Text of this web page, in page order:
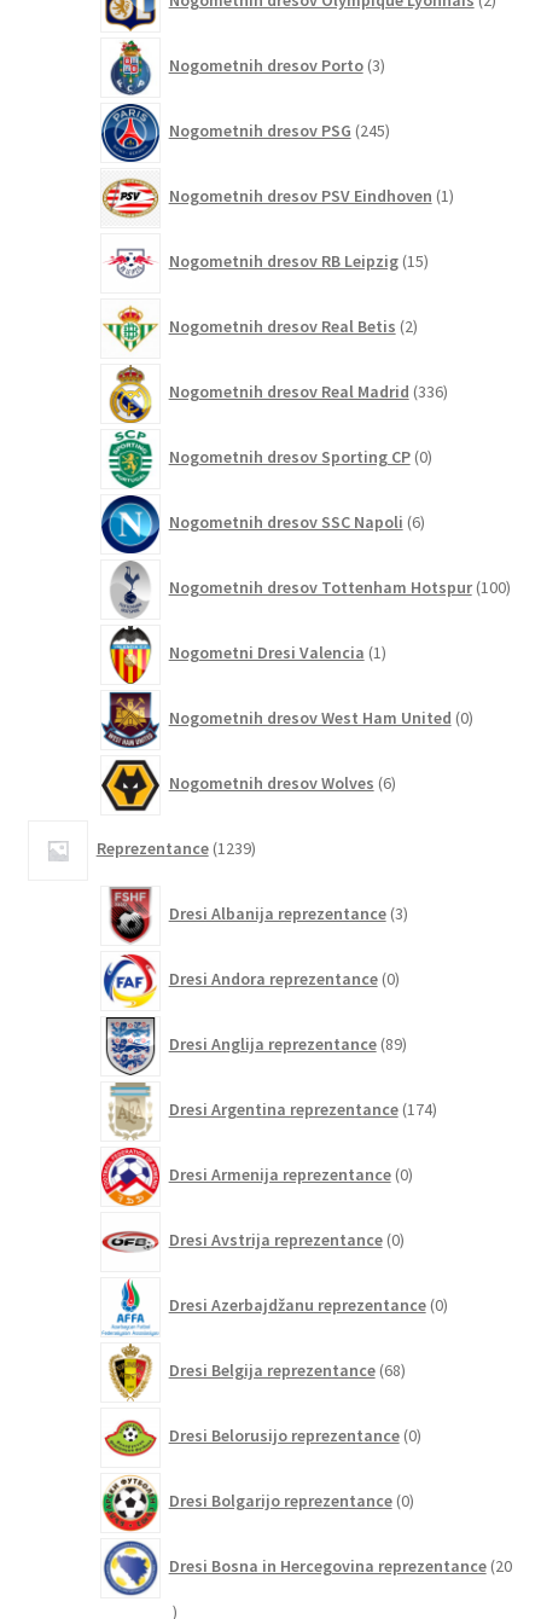
izdelka
Nogometnih dresov Porto 3izdelki
Nogometnih dresov PSG 245izdelkov
Nogometnih dresov PSV Eindhoven 1izdelek
Nogometnih dresov RB Leipzig 15izdelkov
Nogometnih dresov Real Betis 2izdelka
Nogometnih dresov Real Madrid 336izdelkov
Nogometnih dresov Sporting CP 0izdelkov
Nogometnih dresov SSC Napoli 6izdelkov
Nogometnih dresov Tottenham Hotspur 100
Nogometni Dresi Valencia 1izdelek
Nogometnih dresov West Ham United 0izdelkov
Nogometnih dresov Wolves 6izdelkov
Reprezentance 1239izdelkov
Dresi Albanija reprezentance 3izdelki
Dresi Andora reprezentance 0izdelkov
Dresi Anglija reprezentance 89izdelkov
Dresi Argentina reprezentance 174izdelkov
Dresi Armenija reprezentance 0izdelkov
Dresi Avstrija reprezentance 0izdelkov
Dresi Azerbajdžanu reprezentance 0izdelkov
Dresi Belgija reprezentance 68izdelkov
Dresi Belorusijo reprezentance 0izdelkov
Dresi Bolgarijo reprezentance 0izdelkov
Dresi Bosna in Hercegovina reprezentance 20
20